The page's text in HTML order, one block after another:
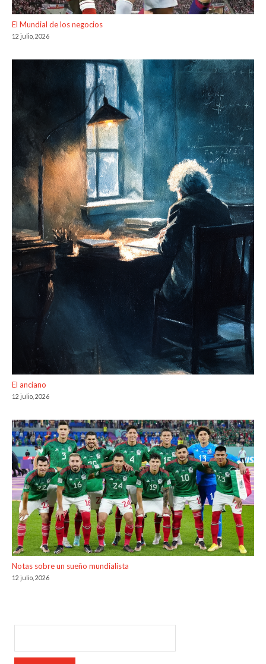
El Mundial de los negocios
12 julio, 2026
El anciano
12 julio, 2026
Notas sobre un sueño mundialista
12 julio, 2026